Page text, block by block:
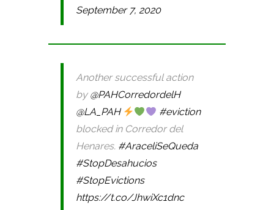
September 7, 2020
Another successful action
by @PAHCorredordelH
@LA_PAH
#eviction
blocked in Corredor del
Henares. #AraceliSeQueda
#StopDesahucios
#StopEvictions
https://t.co/JhwiXc1dnc